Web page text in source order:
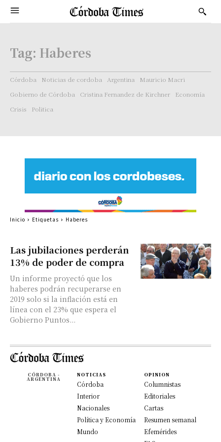
Tag: Haberes
Córdoba Noticias de cordoba Argentina
Mauricio Macri
Gobierno de Córdoba
Cristina Fernandez de Kirchner
Economía
Crisis
Politica
Las jubilaciones perderán
13% de poder de compra
Un informe proyectó que los
haberes podrán recuperarse en
2019 solo si la inflación está en
línea con el 23% que espera el
Gobierno Puntos...
Inicio Etiquetas Haberes
CÓRDOBA -
ARGENTINA
NOTICIAS
Córdoba
Interior
Nacionales
Política y Economía
Mundo
OPINION
Columnistas
Editoriales
Cartas
Resumen semanal
Efemérides